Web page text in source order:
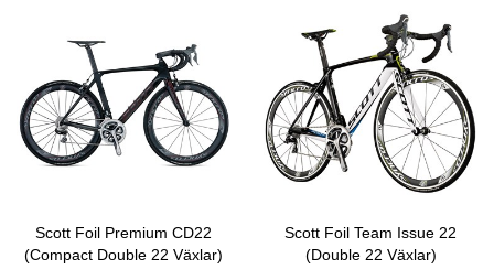
Scott Foil Premium CD22
(Compact Double 22 Växlar)
Scott Foil Team Issue 22
(Double 22 Växlar)